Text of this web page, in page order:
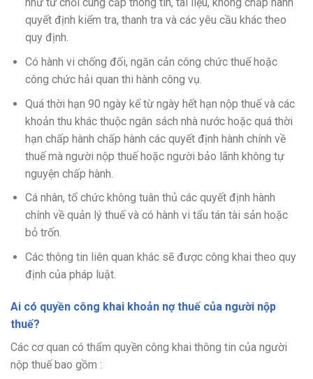
như từ chối cung cấp thông tin, tài liệu, không chấp hành
quyết định kiểm tra, thanh tra và các yêu cầu khác theo
quy định.
Có hành vi chống đối, ngăn cản công chức thuế hoặc
công chức hải quan thi hành công vụ.
Quá thời hạn 90 ngày kể từ ngày hết hạn nộp thuế và các
khoản thu khác thuộc ngân sách nhà nước hoặc quá thời
hạn chấp hành chấp hành các quyết định hành chính về
thuế mà người nộp thuế hoặc người bảo lãnh không tự
nguyện chấp hành.
Cá nhân, tổ chức không tuân thủ các quyết định hành
chính về quản lý thuế và có hành vi tẩu tán tài sản hoặc
bỏ trốn.
Các thông tin liên quan khác sẽ được công khai theo quy
định của pháp luật.
Ai có quyền công khai khoản nợ thuế của người nộp
thuế?
Các cơ quan có thẩm quyền công khai thông tin của người
nộp thuế bao gồm :